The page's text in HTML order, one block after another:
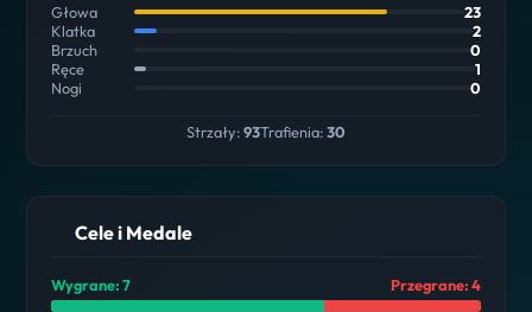
Głowa
23
Klatka
2
Brzuch
0
Ręce
1
Nogi
0
Strzały:93Trafienia:30
Cele i Medale
Wygrane: 7 Przegrane: 4